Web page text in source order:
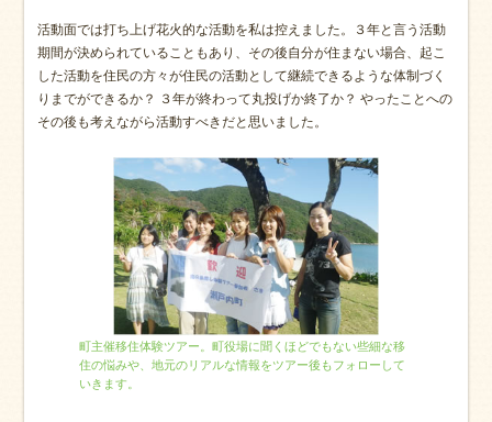
活動面では打ち上げ花火的な活動を私は控えました。３年と言う活動
期間が決められていることもあり、その後自分が住まない場合、起こ
した活動を住民の方々が住民の活動として継続できるような体制づく
りまでができるか？ ３年が終わって丸投げか終了か？ やったことへの
その後も考えながら活動すべきだと思いました。
町主催移住体験ツアー。町役場に聞くほどでもない些細な移
住の悩みや、地元のリアルな情報をツアー後もフォローして
いきます。